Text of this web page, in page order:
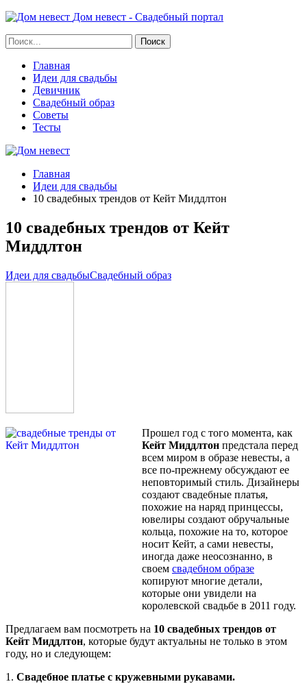
Дом невест - Свадебный портал
Главная
Идеи для свадьбы
Девичник
Свадебный образ
Советы
Тесты
Главная
Идеи для свадьбы
10 свадебных трендов от Кейт Миддлтон
10 свадебных трендов от Кейт
Миддлтон
Идеи для свадьбыСвадебный образ
Прошел год с того момента, как
Кейт Миддлтон предстала перед
всем миром в образе невесты, а
все по-прежнему обсуждают ее
неповторимый стиль. Дизайнеры
создают свадебные платья,
похожие на наряд принцессы,
ювелиры создают обручальные
кольца, похожие на то, которое
носит Кейт, а сами невесты,
иногда даже неосознанно, в
своем свадебном образе
копируют многие детали,
которые они увидели на
королевской свадьбе в 2011 году.
Предлагаем вам посмотреть на 10 свадебных трендов от
Кейт Миддлтон, которые будут актуальны не только в этом
году, но и следующем:
1. Свадебное платье с кружевными рукавами.